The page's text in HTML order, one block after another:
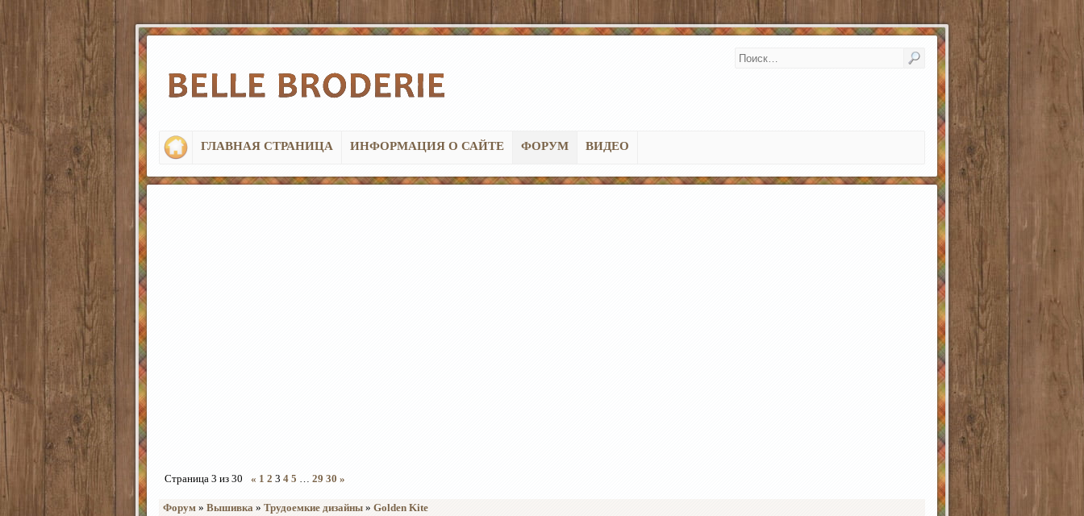
ГЛАВНАЯ СТРАНИЦА ИНФОРМАЦИЯ О САЙТЕ ФОРУМ ВИДЕО
Страница 3 из 30 « 1 2 3 4 5 … 29 30 »
Форум » Вышивка » Трудоемкие дизайны » Golden Kite